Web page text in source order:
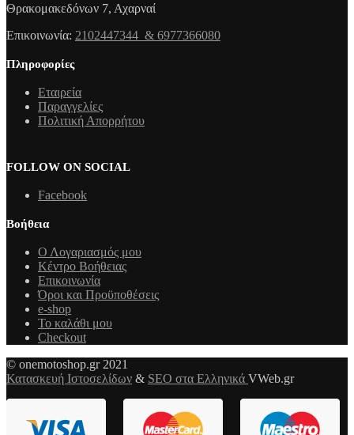
Θρακομακεδόνων 7, Αχαρναί
Επικοινωνία: 2102447344 & 6977366080
Πληροφορίες
Εταιρεία
Παραγγελίες
Πολιτική Απορρήτου
FOLLOW ON SOCIAL
Facebook
Βοήθεια
Ο Λογαριασμός μου
Κέντρο Βοήθειας
Επικοινωνία
Όροι και Προϋποθέσεις
e-shop
Το καλάθι μου
Checkout
© onemotoshop.gr 2021
Κατασκευή Ιστοσελίδων & SEO στα Ελληνικά VWeb.gr